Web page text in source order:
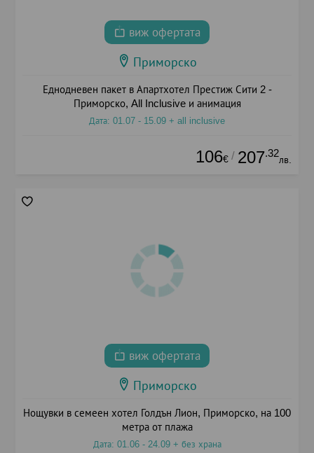
виж офертата
Приморско
Еднодневен пакет в Апартхотел Престиж Сити 2 -
Приморско, All Inclusive и анимация
Дата: 01.07 - 15.09 + all inclusive
106€ / 207.32
лв.
виж офертата
Приморско
Нощувки в семеен хотел Голдън Лион, Приморско, на 100
метра от плажа
Дата: 01.06 - 24.09 + без храна